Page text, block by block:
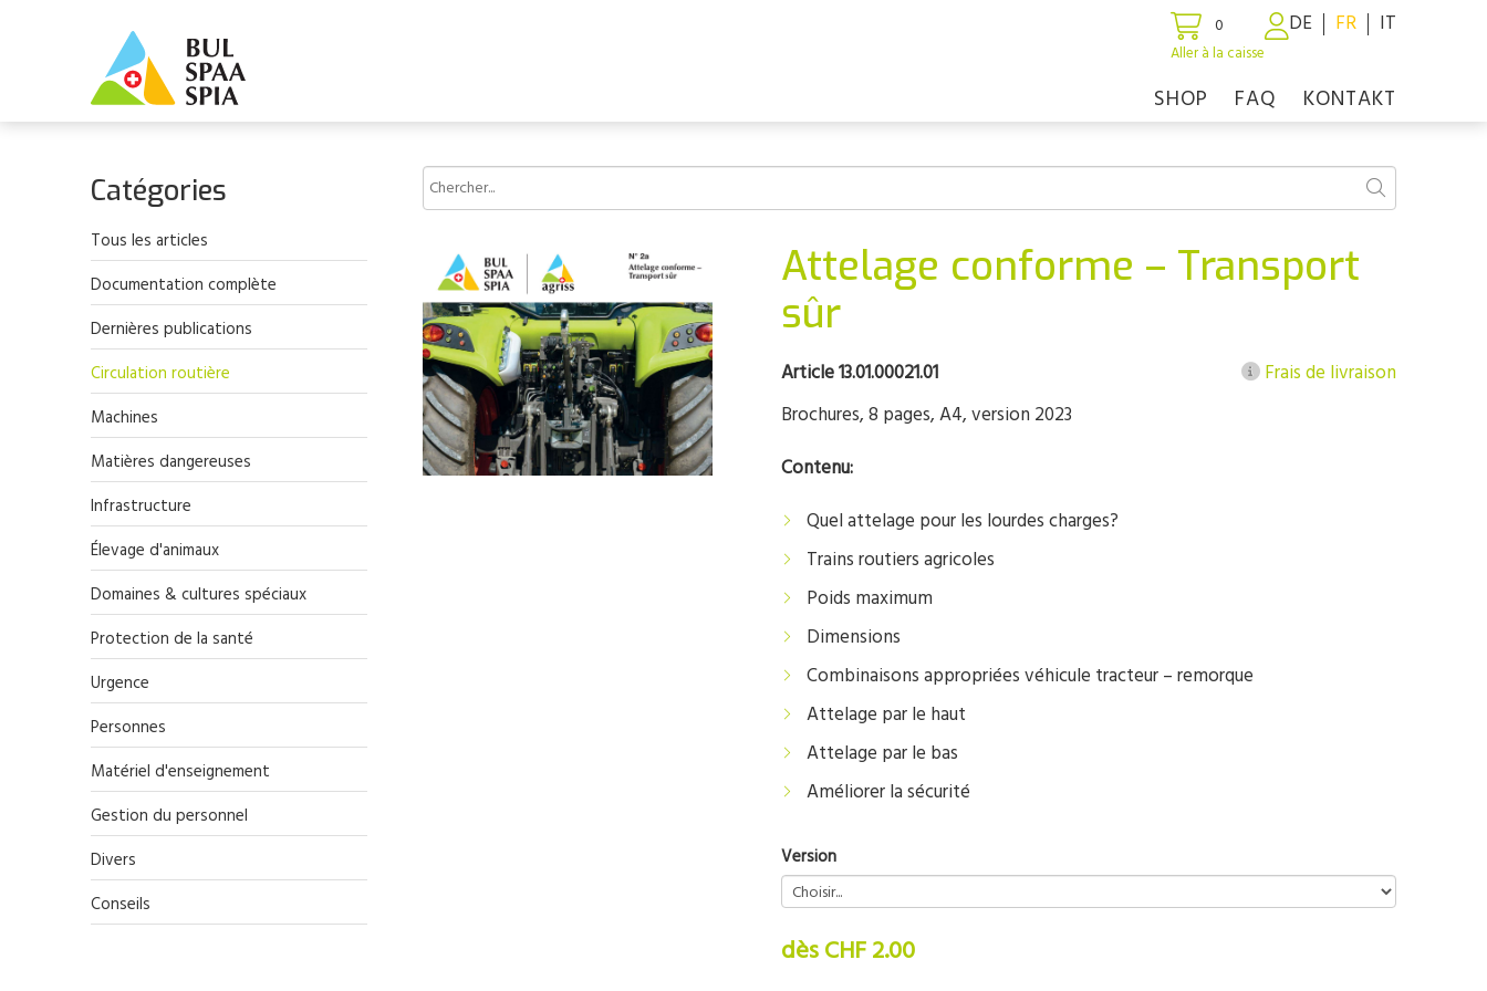
0
Aller à la caisse
DE FR IT
SHOP FAQ KONTAKT
Catégories
Tous les articles
Documentation complète
Dernières publications
Circulation routière
Machines
Matières dangereuses
Infrastructure
Élevage d'animaux
Domaines & cultures spéciaux
Protection de la santé
Urgence
Personnes
Matériel d'enseignement
Gestion du personnel
Divers
Conseils
Attelage conforme – Transport
sûr
Article 13.01.00021.01
Frais de livraison
Brochures, 8 pages, A4, version 2023
Contenu:
Quel attelage pour les lourdes charges?
Trains routiers agricoles
Poids maximum
Dimensions
Combinaisons appropriées véhicule tracteur – remorque
Attelage par le haut
Attelage par le bas
Améliorer la sécurité
Version
dès CHF 2.00